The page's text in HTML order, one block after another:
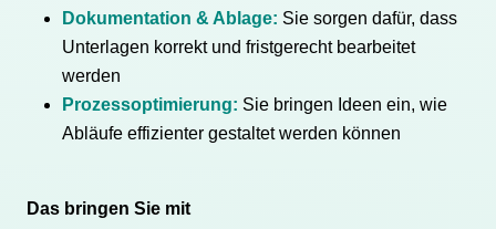
Dokumentation & Ablage: Sie sorgen dafür, dass
Unterlagen korrekt und fristgerecht bearbeitet
werden
Prozessoptimierung: Sie bringen Ideen ein, wie
Abläufe effizienter gestaltet werden können
Das bringen Sie mit